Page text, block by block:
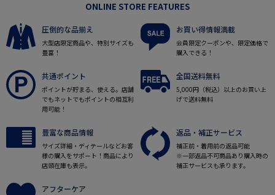
ONLINE STORE FEATURES
圧倒的な品揃え
大型店限定商品や、特別サイズも
豊富！
お買い得情報満載
会員限定クーポンや、限定価格で
購入できる！
共通ポイント
ポイントが貯まる、使える。店舗
でもネットでもポイントの相互利
用可能！
全国送料無料
5,000円（税込）以上のお買い上
げで送料無料
豊富な商品情報
サイズ詳細・ディテールなどお客
様の購入をサポート！商品により
店頭在庫も表示。
返品・補正サービス
補正前・着用前の返品可能
※一部返品不可商品あり購入時の
補正サービスも承ります。
アフターケア